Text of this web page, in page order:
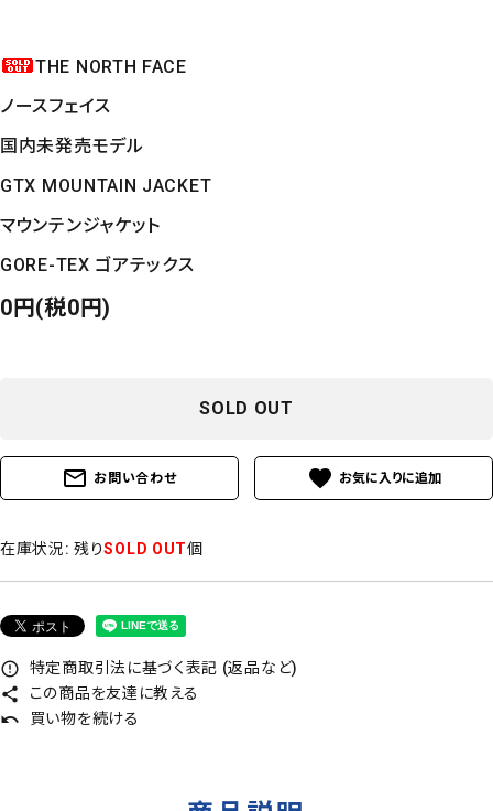
THE NORTH FACE
ノースフェイス
国内未発売モデル
GTX MOUNTAIN JACKET
マウンテンジャケット
GORE-TEX ゴアテックス
0円(税0円)
SOLD OUT
mail_outline お問い合わせ favorite
在庫状況: 残りSOLD OUT個
error_outline 特定商取引法に基づく表記 (返品など)
share この商品を友達に教える
undo 買い物を続ける